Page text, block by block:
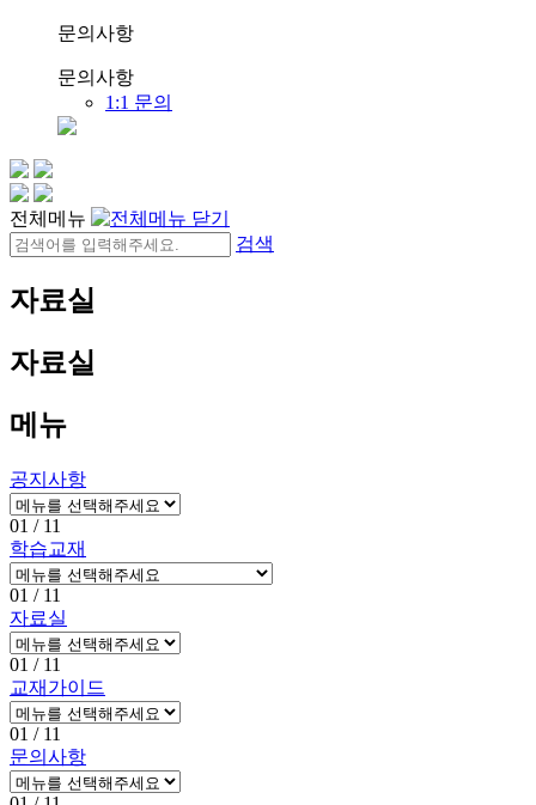
문의사항
문의사항
1:1 문의
전체메뉴
검색
자료실
자료실
메뉴
공지사항
01 / 11
학습교재
01 / 11
자료실
01 / 11
교재가이드
01 / 11
문의사항